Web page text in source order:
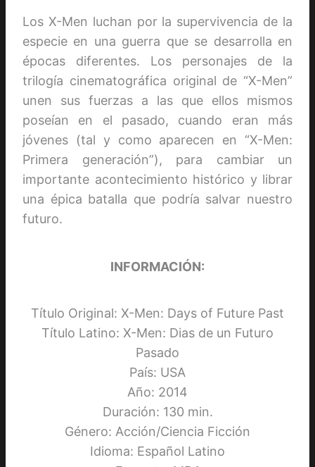
Los X-Men luchan por la supervivencia de la
especie en una guerra que se desarrolla en
épocas diferentes. Los personajes de la
trilogía cinematográfica original de “X-Men”
unen sus fuerzas a las que ellos mismos
poseían en el pasado, cuando eran más
jóvenes (tal y como aparecen en “X-Men:
Primera generación”), para cambiar un
importante acontecimiento histórico y librar
una épica batalla que podría salvar nuestro
futuro.
INFORMACIÓN:
Título Original: X-Men: Days of Future Past
Título Latino: X-Men: Dias de un Futuro
Pasado
País: USA
Año: 2014
Duración: 130 min.
Género: Acción/Ciencia Ficción
Idioma: Español Latino